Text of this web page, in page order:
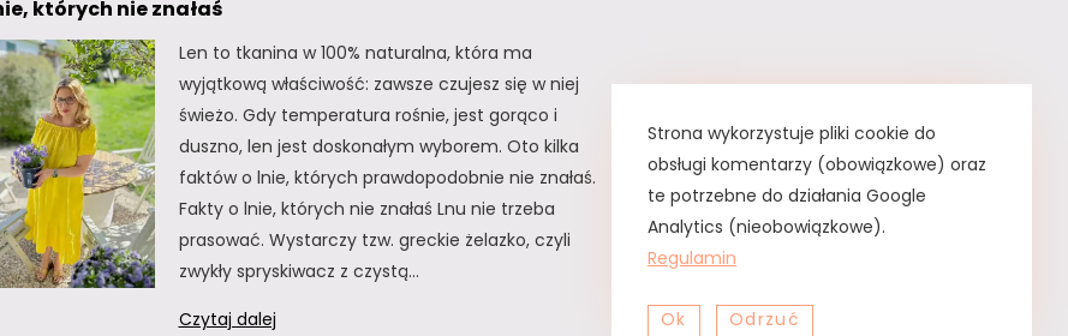
w
i
c
z
n
a
których nie znałaś
Len to tkanina w 100% naturalna, która ma
wyjątkową właściwość: zawsze czujesz się w niej
świeżo. Gdy temperatura rośnie, jest gorąco i
duszno, len jest doskonałym wyborem. Oto kilka
faktów o lnie, których prawdopodobnie nie znałaś.
Fakty o lnie, których nie znałaś Lnu nie trzeba
prasować. Wystarczy tzw. greckie żelazko, czyli
zwykły spryskiwacz z czystą…
Czytaj dalejFakty
Strona wykorzystuje pliki cookie do
obsługi komentarzy (obowiązkowe) oraz
te potrzebne do działania Google
Analytics (nieobowiązkowe).
Regulamin
Ok Odrzuć